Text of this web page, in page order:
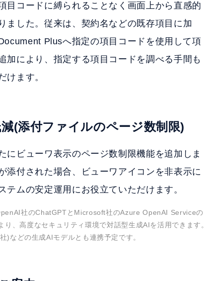
目コードに縛られることなく画面上から直感的
ました。従来は、契約名などの既存項目に加
Plusへ指定の項目コードを使用して項
加により、指定する項目コードを調べる手間も
けます。
(添付ファイルのページ数制限)
ビューワ表示のページ数制限機能を追加しま
添付された場合、ビューワアイコンを非表示に
ムの安定運用にお役立ていただけます。
社のChatGPTとMicrosoft社のAzure OpenAI Serviceの
、高度なセキュリティ環境で対話型生成AIを活用できます。
などの生成AIモデルとも連携予定です。